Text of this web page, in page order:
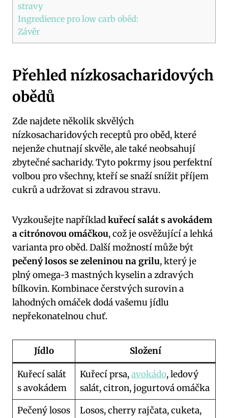
stravy
Ingredience pro⁣ low carb oběd:
Závěr
Přehled nízkosacharidových⁤
obědů
Zde najdete několik skvělých
nízkosacharidových ⁤receptů pro oběd, které
nejenže chutnají ⁢skvěle, ale také neobsahují
zbytečné sacharidy. ​Tyto pokrmy jsou perfektní
volbou pro všechny, kteří se​ snaží snížit příjem
cukrů⁢ a udržovat ‍si ​zdravou‍ stravu.
Vyzkoušejte napříkladkuřecí salát s ‍avokádem
a​ citrónovou omáčkou, což je osvěžující a lehká
⁣varianta ‌pro‌ oběd. Další možností může‌ být
pečený losos ​se zeleninou na ⁢grilu, ‌který je‌
plný omega-3 mastných kyselin a ‍zdravých
bílkovin. Kombinace čerstvých surovin a⁢
lahodných omáček dodá vašemu jídlu
⁣nepřekonatelnou chuť.
Jídlo Složení
Kuřecí salát
s avokádem
Kuřecí prsa,avokádo, ledový
salát, citron,‌ jogurtová omáčka
Pečený losos
Losos, cherry rajčata,⁢ cuketa,